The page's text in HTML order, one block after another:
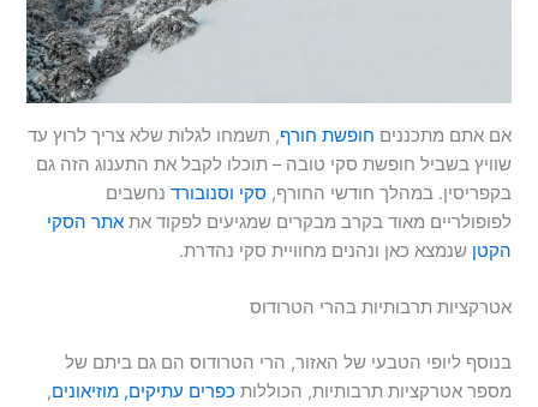
אם אתם מתכננים חופשת חורף, תשמחו לגלות שלא צריך לרוץ עד
שוויץ בשביל חופשת סקי טובה – תוכלו לקבל את התענוג הזה גם
בקפריסין. במהלך חודשי החורף, סקי וסנובורד נחשבים
לפופולריים מאוד בקרב מבקרים שמגיעים לפקוד אתאתר הסקי
הקטן שנמצא כאן ונהנים מחוויית סקי נהדרת.
אטרקציות תרבותיות בהרי הטרודוס
בנוסף ליופי הטבעי של האזור, הרי הטרודוס הם גם ביתם של
מספר אטרקציות תרבותיות, הכוללות כפרים עתיקים, מוזיאונים,